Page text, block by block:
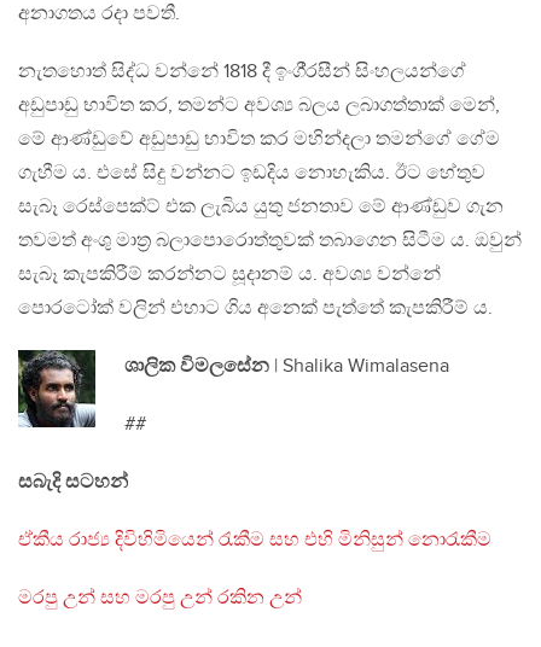
අනාගතය රදා පවතී.
නැතහොත් සිද්ධ වන්නේ 1818 දී ඉංගී‍්‍රසීන් සිංහලයන්ගේ
අඩුපාඩු භාවිත කර, තමන්ට අවශ්‍ය බලය ලබාගත්තාක් මෙන්,
මේ ආණ්ඩුවේ අඩුපාඩු භාවිත කර මහින්දලා තමන්ගේ ගේම
ගැහීම ය. එසේ සිදු වන්නට ඉඩදිය නොහැකිය. ඊට හේතුව
සැබෑ රෙස්පෙක්ට් එක ලැබිය යුතු ජනතාව මේ ආණ්ඩුව ගැන
තවමත් අංශු මාත‍්‍ර බලාපොරොත්තුවක් තබාගෙන සිටීම ය. ඔවුන්
සැබෑ කැපකිරීම් කරන්නට සූදානම් ය. අවශ්‍ය වන්නේ
පොරටෝක් වලින් එහාට ගිය අනෙක් පැත්තේ කැපකිරීම් ය.
ශාලික විමලසේන | Shalika Wimalasena
##
සබැදි සටහන්
ඒකීය රාජ්‍ය දිවිහිමියෙන් රැකීම සහ එහි මිනිසුන් නොරැකීම
මරපු උන් සහ මරපු උන් රකින උන්